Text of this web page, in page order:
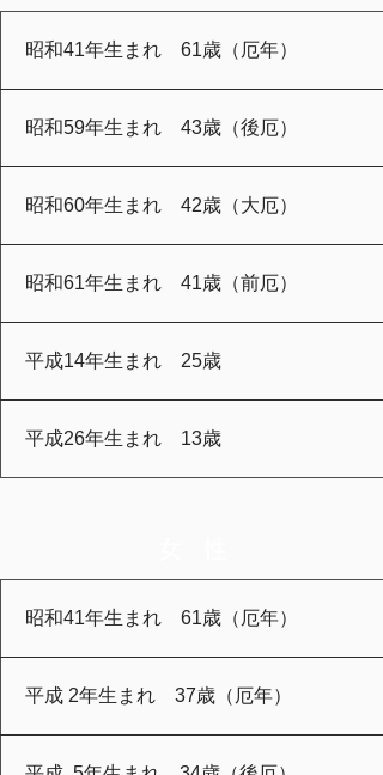
昭和41年生まれ 61歳（厄年）
昭和59年生まれ 43歳（後厄）
昭和60年生まれ 42歳（大厄）
昭和61年生まれ 41歳（前厄）
平成14年生まれ 25歳
平成26年生まれ 13歳
昭和41年生まれ 61歳（厄年）
平成 2年生まれ 37歳（厄年）